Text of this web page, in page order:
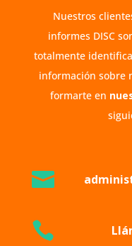
Nuestros
informes DISC
totalmente
información sobre
formarte en

